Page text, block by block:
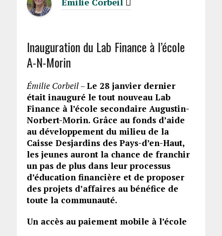
Inauguration du Lab Finance à l’école
A-N-Morin
Émilie Corbeil–Le 28 janvier dernier
était inauguré le tout nouveau Lab
Finance à l’école secondaire Augustin-
Norbert-Morin. Grâce au fonds d’aide
au développement du milieu de la
Caisse Desjardins des Pays-d’en-Haut,
les jeunes auront la chance de franchir
un pas de plus dans leur processus
d’éducation financière et de proposer
des projets d’affaires au bénéfice de
toute la communauté.
Un accès au paiement mobile à l’école